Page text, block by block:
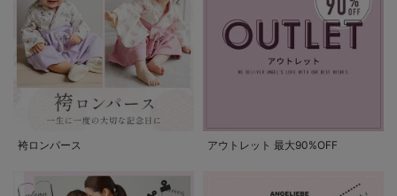
袴ロンパース アウトレット 最大90%OFF